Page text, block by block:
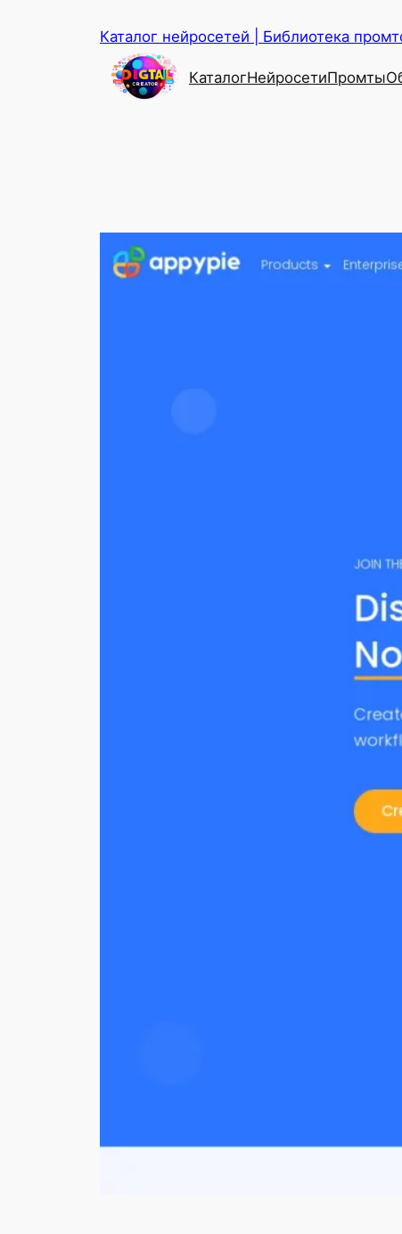
Каталог нейросетей | Библиотека
КаталогНейросетиПромты